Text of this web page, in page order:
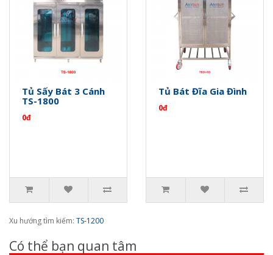
Tủ Sấy Bát 3 Cánh
TS-1800
0đ
Tủ Bát Đĩa Gia Đình
0đ
Xu hướng tìm kiếm: TS-1200
Có thể bạn quan tâm